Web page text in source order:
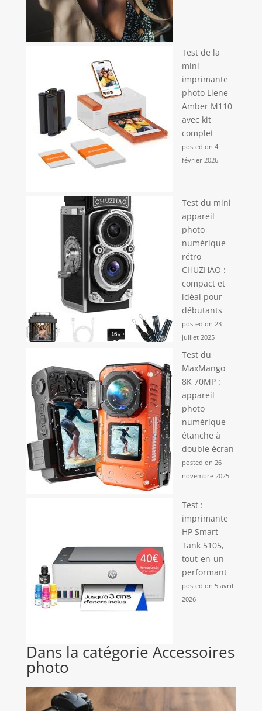
Test de la
mini
imprimante
photo Liene
Amber M110
avec kit
complet
posted on 4
février 2026
Test du mini
appareil
photo
numérique
rétro
CHUZHAO :
compact et
idéal pour
débutants
posted on 23
juillet 2025
Test du
MaxMango
8K 70MP :
appareil
photo
numérique
étanche à
double écran
posted on 26
novembre 2025
Test :
imprimante
HP Smart
Tank 5105,
tout-en-un
performant
posted on 5 avril
2026
Dans la catégorie Accessoires
photo